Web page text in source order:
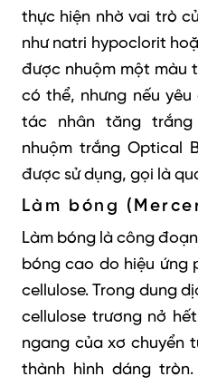
thực hiện nhờ vai trò
như natri hypoclorit
được nhuộm một màu
có thể, nhưng nếu
tác nhân tăng
nhuộm trắng Optical
được sử dụng, gọi là
Làm bóng
Làm bóng là công
bóng cao do hiệu ứng
cellulose. Trong dung
cellulose trương nở
ngang của xơ chuyển
thành hình dáng